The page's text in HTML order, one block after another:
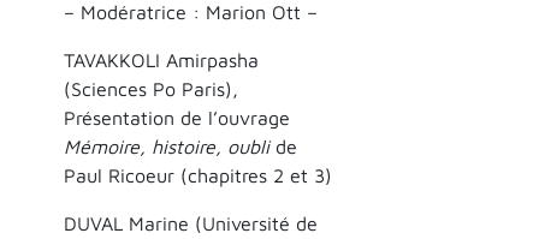
– Modératrice : Marion Ott –
TAVAKKOLI Amirpasha
(Sciences Po Paris),
Présentation de l’ouvrage
Mémoire, histoire, oublide
Paul Ricoeur (chapitres 2 et 3)
DUVAL Marine (Université de